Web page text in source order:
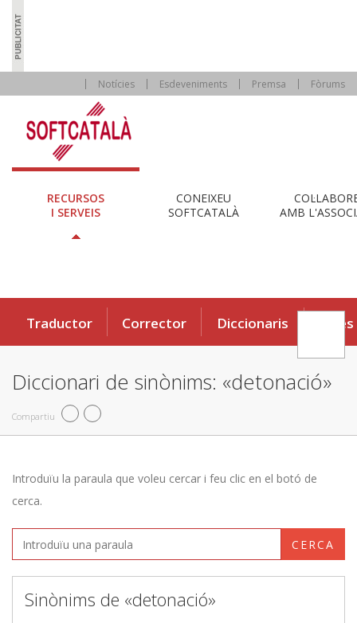
Notícies Esdeveniments Premsa Fòrums
RECURSOS
I SERVEIS
CONEIXEU
SOFTCATALÀ
AMB
Traductor Corrector Diccionaris Eines
Diccionari de sinònims: «detonació»
Compartiu
Introduïu la paraula que voleu cercar i feu clic en el botó de
cerca.
CERCA
Sinònims de «detonació»